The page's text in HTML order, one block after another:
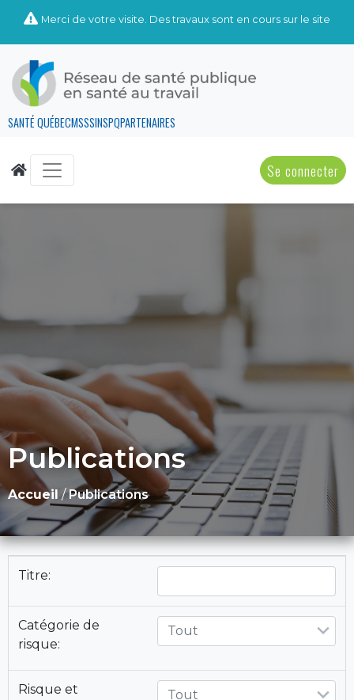
Merci de votre visite. Des travaux sont en cours sur le site
SANTÉ QUÉBECMSSSINSPQPARTENAIRES
Se connecter
Publications
Accueil /Publications
Titre:
Catégorie de
risque:
Tout
Risque et
Tout